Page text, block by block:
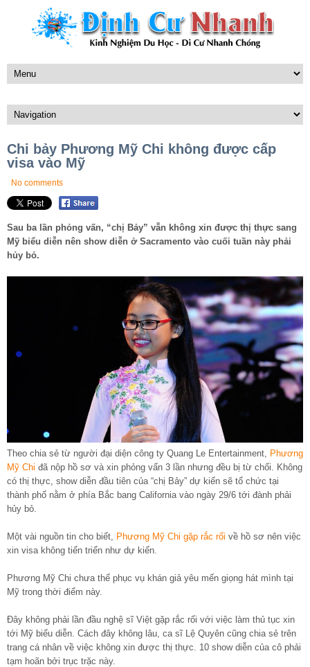
Chi bảy Phương Mỹ Chi không được cấp
visa vào Mỹ
No comments
Sau ba lần phỏng vấn, “chị Bảy” vẫn không xin được thị thực sang
Mỹ biểu diễn nên show diễn ở Sacramento vào cuối tuần này phải
hủy bỏ.
Theo chia sẻ từ người đại diện công ty Quang Le Entertainment, Phương
Mỹ Chi đã nộp hồ sơ và xin phỏng vấn 3 lần nhưng đều bị từ chối. Không
có thị thực, show diễn đầu tiên của “chị Bảy” dự kiến sẽ tổ chức tại
thành phố nằm ở phía Bắc bang California vào ngày 29/6 tới đành phải
hủy bỏ.
Một vài nguồn tin cho biết, Phương Mỹ Chi gặp rắc rối về hồ sơ nên việc
xin visa không tiến triển như dự kiến.
Phương Mỹ Chi chưa thể phục vụ khán giả yêu mến giọng hát mình tại
Mỹ trong thời điểm này.
Đây không phải lần đầu nghệ sĩ Việt gặp rắc rối với việc làm thủ tục xin
tới Mỹ biểu diễn. Cách đây không lâu, ca sĩ Lệ Quyên cũng chia sẻ trên
trang cá nhân về việc không xin được thị thực. 10 show diễn của cô phải
tạm hoãn bởi trục trặc này.